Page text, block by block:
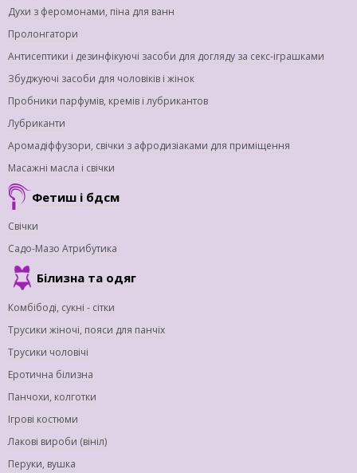
Духи з феромонами, піна для ванн
Пролонгатори
Антисептики і дезинфікуючі засоби для догляду за секс-іграшками
Збуджуючі засоби для чоловіків і жінок
Пробники парфумів, кремів і лубрикантов
Лубриканти
Аромадіффузори, свічки з афродизіаками для приміщення
Масажні масла і свічки
Фетиш і бдсм
Свічки
Садо-Мазо Атрибутика
Білизна та одяг
Комбібоді, сукні - сітки
Трусики жіночі, пояси для панчіх
Трусики чоловічі
Еротична білизна
Панчохи, колготки
Ігрові костюми
Лакові вироби (вініл)
Перуки, вушка